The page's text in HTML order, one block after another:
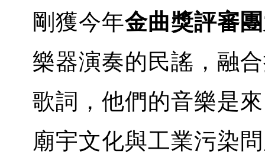
剛獲今年金曲獎評審
樂器演奏的民謠，融
歌詞，他們的音樂是
廟宇文化與工業污染